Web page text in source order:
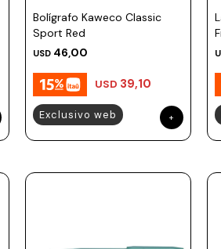
Bolígrafo Kaweco Classic
Sport Red
USD 46,00
USD 39,10
Exclusivo web